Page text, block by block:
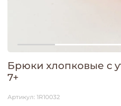
Брюки хлопковые с
7+
Артикул: 1R10032